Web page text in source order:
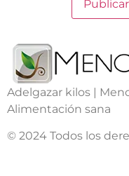
Adelgazar kilos |
Alimentación sana
© 2024 Todos los